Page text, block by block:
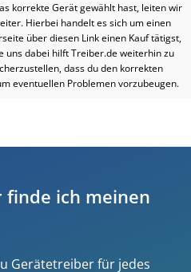
korrekte Gerät gewählt hast, leiten wir
Hierbei handelt es sich um einen
über diesen Link einen Kauf tätigst,
uns dabei hilft Treiber.de weiterhin zu
dass du den korrekten
eventuellen Problemen vorzubeugen.
ich meinen
Gerätetreiber für jedes